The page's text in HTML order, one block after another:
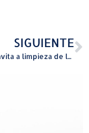
SIGUIENTE
Vega Baja invita a limpieza de la Playa Puerto Nuevo el primer sábado de abril